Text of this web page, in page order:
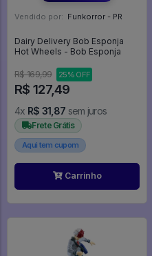
Vendido por: Funkorror - PR
Dairy Delivery Bob Esponja
Hot Wheels - Bob Esponja
R$ 169,99 25% OFF
R$ 127,49
4x R$ 31,87 sem juros
Frete Grátis
Aqui tem cupom
Carrinho